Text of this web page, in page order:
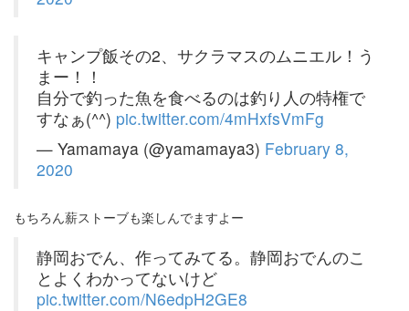
キャンプ飯その2、サクラマスのムニエル！う
まー！！
自分で釣った魚を食べるのは釣り人の特権で
すなぁ(^^) pic.twitter.com/4mHxfsVmFg
— Yamamaya (@yamamaya3) February 8,
2020
もちろん薪ストーブも楽しんでますよー
静岡おでん、作ってみてる。静岡おでんのこ
とよくわかってないけど
pic.twitter.com/N6edpH2GE8